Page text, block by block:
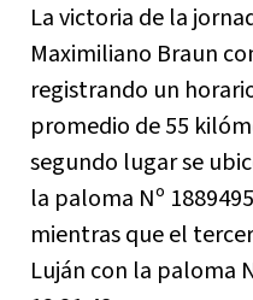
La victoria de la
Maximiliano Braun
registrando un
promedio de 55
segundo lugar se
la paloma Nº
mientras que el
Luján con la paloma